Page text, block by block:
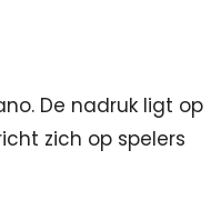
De nadruk ligt op
zich op spelers